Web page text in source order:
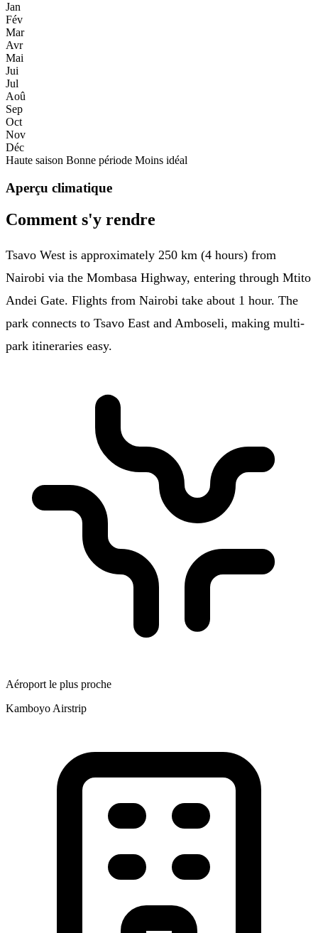
Jan
Fév
Mar
Avr
Mai
Jui
Jul
Aoû
Sep
Oct
Nov
Déc
Haute saison Bonne période Moins idéal
Aperçu climatique
Comment s'y rendre
Tsavo West is approximately 250 km (4 hours) from
Nairobi via the Mombasa Highway, entering through Mtito
Andei Gate. Flights from Nairobi take about 1 hour. The
park connects to Tsavo East and Amboseli, making multi-
park itineraries easy.
Aéroport le plus proche
Kamboyo Airstrip